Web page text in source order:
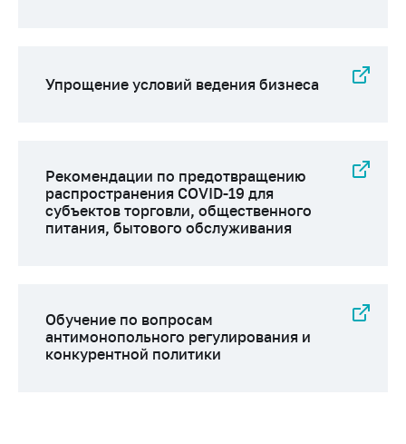
Упрощение условий ведения бизнеса
Рекомендации по предотвращению
распространения COVID-19 для
субъектов торговли, общественного
питания, бытового обслуживания
Обучение по вопросам
антимонопольного регулирования и
конкурентной политики